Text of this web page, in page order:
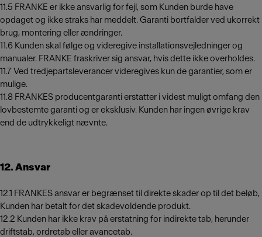
11.5 FRANKE er ikke ansvarlig for fejl, som Kunden burde have
opdaget og ikke straks har meddelt. Garanti bortfalder ved ukorrekt
brug, montering eller ændringer.
11.6 Kunden skal følge og videregive installationsvejledninger og
manualer. FRANKE fraskriver sig ansvar, hvis dette ikke overholdes.
11.7 Ved tredjepartsleverancer videregives kun de garantier, som er
mulige.
11.8 FRANKES producentgaranti erstatter i videst muligt omfang den
lovbestemte garanti og er eksklusiv. Kunden har ingen øvrige krav
end de udtrykkeligt nævnte.
12. Ansvar
12.1 FRANKES ansvar er begrænset til direkte skader op til det beløb,
Kunden har betalt for det skadevoldende produkt.
12.2 Kunden har ikke krav på erstatning for indirekte tab, herunder
driftstab, ordretab eller avancetab.